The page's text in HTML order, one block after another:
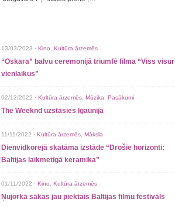
13/03/2023 · Kino Kultūra ārzemēs
“Oskara” balvu ceremonijā triumfē filma “Viss visur
vienlaikus”
02/12/2022 · Kultūra ārzemēs Mūzika Pasākumi
The Weeknd uzstāsies Igaunijā
11/11/2022 · Kultūra ārzemēs Māksla
Dienvidkorejā skatāma izstāde “Drošie horizonti:
Baltijas laikmetīgā keramika”
01/11/2022 · Kino Kultūra ārzemēs
Ņujorkā sākas jau piektais Baltijas filmu festivāls